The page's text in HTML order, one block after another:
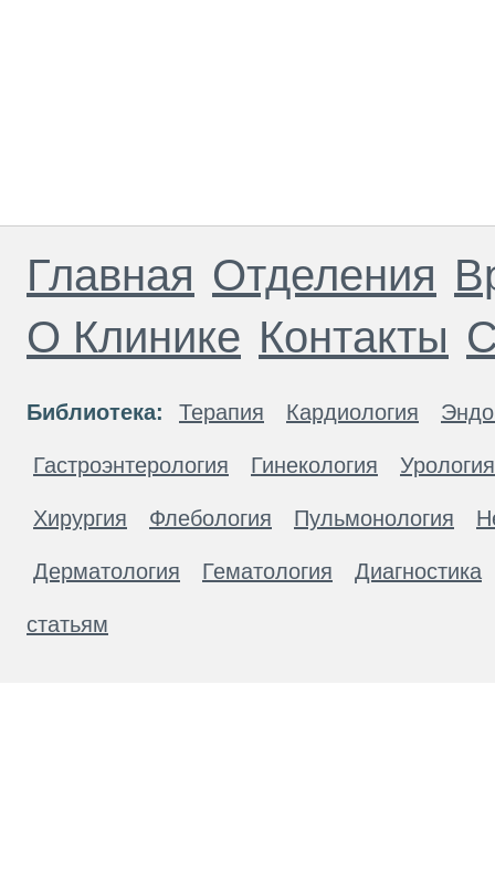
Главная Отделения
О Клинике Контакты
Библиотека: Терапия Кардиология
Гастроэнтерология Гинекология Урология
Хирургия Флебология Пульмонология
Дерматология Гематология Диагностика
статьям